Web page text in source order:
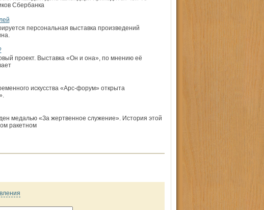
Сбербанка
персональная выставка произведений
проект. Выставка «Он и она», по мнению её
искусства «Арс-форум» открыта
медалью «За жертвенное служение». История этой
ракетном